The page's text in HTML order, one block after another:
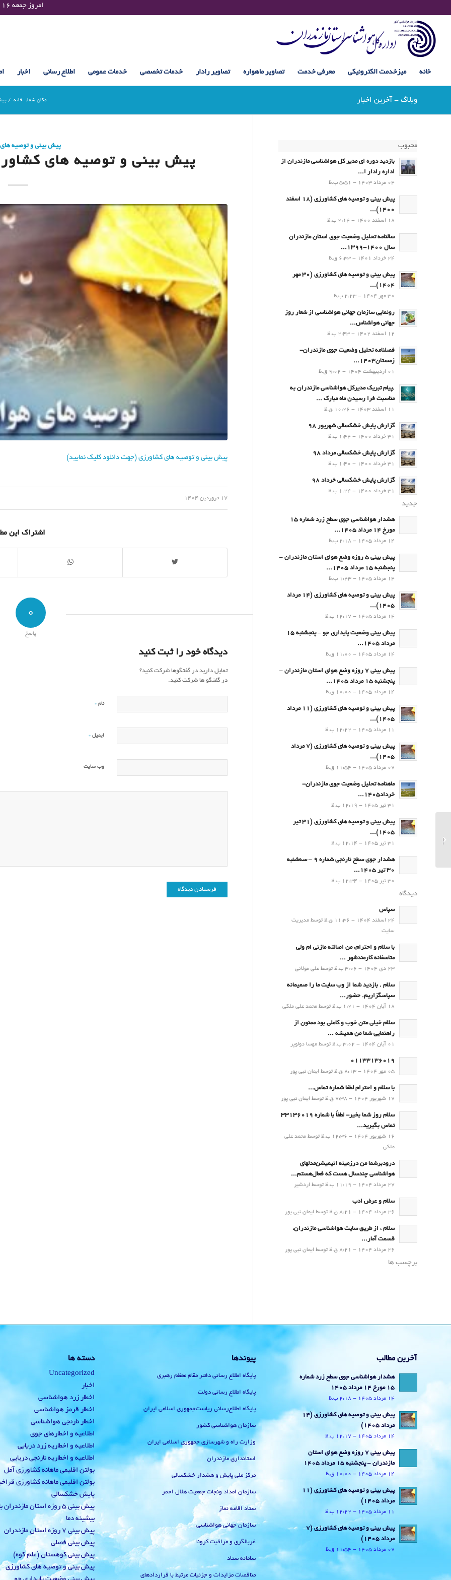
Friday 07 August 2026 , 10:33 UTC ¤¤¤¤ امروز جمعه ۱۶ مرداد ۱۴۰۵ساعت : ۱۰:۳۳
خانه میزخدمت الکترونیکی معرفی خدمت تصاویر ماهواره تصاویر رادار خدمات تخصصی خدمات عمومی اطلاع رسانی اخبار
وبلاگ - آخرین اخبار مکان شما: خانه /
پیش بینی و توصیه
پیش بینی و توصیه های کشاورزی (17
پیش بینی و توصیه های کشاورزی (جهت دانلود کلیک نمایید)
17 فروردین 1404
اشتراک این
0
پاسخ
دیدگاه خود را ثبت کنید
تمایل دارید در گفتگوها شرکت کنید؟
در گفتگو ها شرکت کنید.
نام *
ایمیل *
وب‌ سایت
محبوب
بازدید دوره ای مدیر کل هواشناسی مازندران از
اداره رادار ا...
04 مرداد 1403 - 5:51 ب.ظ
پیش بینی و توصیه های کشاورزی (18 اسفند
1400)...
18 اسفند 1400 - 2:14 ب.ظ
سالنامه تحلیل وضعیت جوی استان مازندران
سال 1400-1399...
24 خرداد 1401 - 6:33 ق.ظ
پیش بینی و توصیه های کشاورزی (30 مهر
۱۴۰۴)...
30 مهر 1404 - 2:23 ب.ظ
رونمایی سازمان جهانی هواشناسی از شعار روز
جهانی هواشناس...
12 اسفند 1402 - 2:43 ب.ظ
فصلنامه تحلیل وضعیت جوی مازندران-
زمستان۱۴۰۳...
01 اردیبهشت 1404 - 9:02 ق.ظ
.پيام تبريك مدیرکل هواشناسی مازندران به
مناسبت فرا رسيدن ماه مبارك ...
11 اسفند 1403 - 10:26 ق.ظ
گزارش پایش خشکسالی شهریور 98
31 خرداد 1400 - 1:44 ب.ظ
گزارش پایش خشکسالی مرداد 98
31 خرداد 1400 - 1:40 ب.ظ
گزارش پایش خشکسالی خرداد 98
31 خرداد 1400 - 1:24 ب.ظ
جدید
هشدار هواشناسی جوی سطح زرد شماره 15
مورخ 14 مرداد 1405...
14 مرداد 1405 - 2:18 ب.ظ
پیش بینی 5 روزه وضع هوای استان مازندران –
پنجشنبه 15 مرداد 1405...
14 مرداد 1405 - 1:43 ب.ظ
پیش بینی و توصیه های کشاورزی (14 مرداد
۱۴۰۵)...
14 مرداد 1405 - 12:17 ب.ظ
پیش بینی وضعیت پایداری جو – پنجشنبه 15
مرداد 1405...
14 مرداد 1405 - 11:00 ق.ظ
پیش بینی 7 روزه وضع هوای استان مازندران –
پنجشنبه 15 مرداد 1405...
14 مرداد 1405 - 10:00 ق.ظ
پیش بینی و توصیه های کشاورزی (11 مرداد
۱۴۰۵)...
11 مرداد 1405 - 12:22 ب.ظ
پیش بینی و توصیه های کشاورزی (7 مرداد
۱۴۰۵)...
07 مرداد 1405 - 11:54 ق.ظ
ماهنامه تحلیل وضعیت جوی مازندران-
خرداد1405...
31 تیر 1405 - 12:19 ب.ظ
پیش بینی و توصیه های کشاورزی (31 تیر
۱۴۰۵)...
31 تیر 1405 - 12:14 ب.ظ
هشدار جوی سطح نارنجی شماره 9 – سه‌شنبه
30 تیر 1405...
30 تیر 1405 - 12:34 ب.ظ
دیدگاه
سپاس
24 اسفند 1404 - 11:36 ق.ظ توسط مدیریت
سایت
با سلام و احترام، من اصالته مازنی ام ولی
متاسفانه کارمندشهر ...
23 دی 1404 - 3:06 ب.ظ توسط علی مولائی
سلام . بازدید شما از وب سایت ما را صمیمانه
سپاسگزاریم. حضور...
18 آبان 1404 - 1:21 ب.ظ توسط محمد علی ملکی
سلام خیلی متن خوب و کاملی بود ممنون از
راهنمایی شما من همیشه ...
01 آبان 1404 - 3:02 ب.ظ توسط مهسا دولوپر
01133136019
05 مهر 1404 - 8:13 ق.ظ توسط ایمان نبی پور
با سلام و احترام لطفا شماره تماس...
17 شهریور 1404 - 7:38 ق.ظ توسط ایمان نبی پور
سلام روز شما بخیر- لطفاً با شماره 33136019
تماس بگیرید...
16 شهریور 1404 - 12:36 ب.ظ توسط محمد علی
ملکی
درودبرشما من درزمینه انیمیشن‌مدلهای
هواشناسی چندسال هست که فعال‌هستم...
27 مرداد 1404 - 11:19 ب.ظ توسط اردشیر
سلام و عرض ادب
26 مرداد 1404 - 8:21 ق.ظ توسط ایمان نبی پور
سلام ، از طریق سایت هواشناسی مازندران،
قسمت آمار...
26 مرداد 1404 - 8:21 ق.ظ توسط ایمان نبی پور
برچسب ها
آخرین مطالب
هشدار هواشناسی جوی سطح زرد شماره
15 مورخ 14 مرداد 1405
14 مرداد 1405 - 2:18 ب.ظ
پیش بینی و توصیه های کشاورزی (14
مرداد ۱۴۰۵)
14 مرداد 1405 - 12:17 ب.ظ
پیش بینی 7 روزه وضع هوای استان
مازندران – پنجشنبه 15 مرداد 1405
14 مرداد 1405 - 10:00 ق.ظ
پیش بینی و توصیه های کشاورزی (11
مرداد ۱۴۰۵)
11 مرداد 1405 - 12:22 ب.ظ
پیش بینی و توصیه های کشاورزی (7
مرداد ۱۴۰۵)
07 مرداد 1405 - 11:54 ق.ظ
پیوندها
پایگاه اطلاع رسانی دفتر مقام معظم رهبری
پایگاه اطلاع رسانی دولت
پایگاه اطلاع‌رسانی ریاست‌جمهوری اسلامی ایران
سازمان هواشناسی کشور
وزارت راه و شهرسازی جمهوری اسلامی ایران
استانداری مازندران
مرکز ملی پایش و هشدار خشکسالی
سازمان امداد ونجات جمعیت هلال احمر
ستاد اقامه نماز
سازمان جهانی هواشناسی
غربالگری و مراقبت کرونا
سامانه ستاد
مناقصات مزایدات و جزئیات مرتبط با قراردادهای
دسته ها
Uncategorized
اخبار
اخطار زرد هواشناسی
اخطار قرمز هواشناسی
اخطار نارنجی هواشناسی
اطلاعیه و اخطارهای جوی
اطلاعیه و اخطاریه زرد دریایی
اطلاعیه و اخطاریه نارنجی دریایی
بولتن اقلیمی ماهانه کشاورزی آمل
بولتن اقلیمی ماهانه کشاورزی
پایش خشکسالی
پیش بینی 5 روزه استان
بیشینه دما
پیش بینی 7 روزه استان مازندران
پیش بینی فصلی
پیش بینی کوهستان (علم کوه)
پیش بینی و توصیه های کشاورزی
نشست مشترک اداره کل
هواشناسی مازندران و
سازمان جهاد کشاورزی
استان...